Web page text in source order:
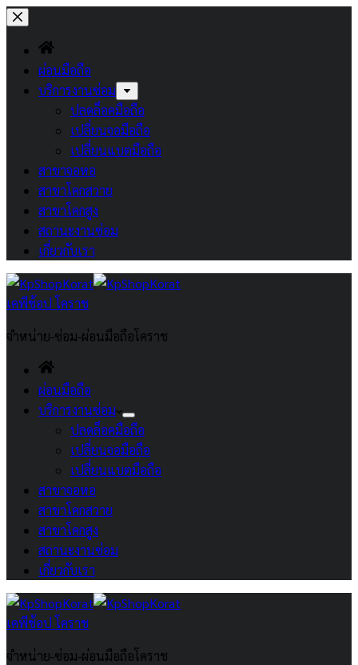
Skip
content
ผ่อนมือถือ
บริการงานซ่อม
ปลดล็อคมือถือ
เปลี่ยนจอมือถือ
เปลี่ยนแบตมือถือ
สาขาจอหอ
สาขาโคกสวาย
สาขาโคกสูง
สถานะงานซ่อม
เกี่ยวกับเรา
เคพีช้อป โคราช
จำหน่าย-ซ่อม-ผ่อนมือถือโคราช
ผ่อนมือถือ
บริการงานซ่อม
ปลดล็อคมือถือ
เปลี่ยนจอมือถือ
เปลี่ยนแบตมือถือ
สาขาจอหอ
สาขาโคกสวาย
สาขาโคกสูง
สถานะงานซ่อม
เกี่ยวกับเรา
เคพีช้อป โคราช
จำหน่าย-ซ่อม-ผ่อนมือถือโคราช